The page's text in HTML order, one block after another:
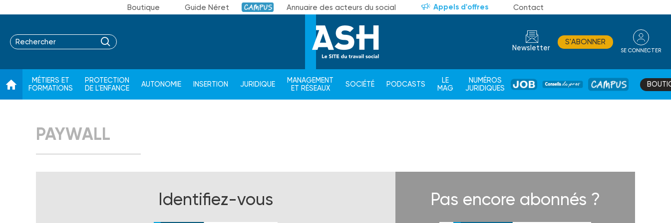
Boutique Guide Néret Campus Annuaire des acteurs du social Appels d'offres Contact
Newsletter
S'ABONNER
SE CONNECTER
MÉTIERS ET
FORMATIONS
PROTECTION
DE L'ENFANCE
AUTONOMIE INSERTION JURIDIQUE
MANAGEMENT
ET RÉSEAUX
SOCIÉTÉ PODCASTS
LE
MAG
NUMÉROS
JURIDIQUES
JOB
DE
CAMPUS
PAYWALL
Identifiez-vous Pas encore abonnés ?